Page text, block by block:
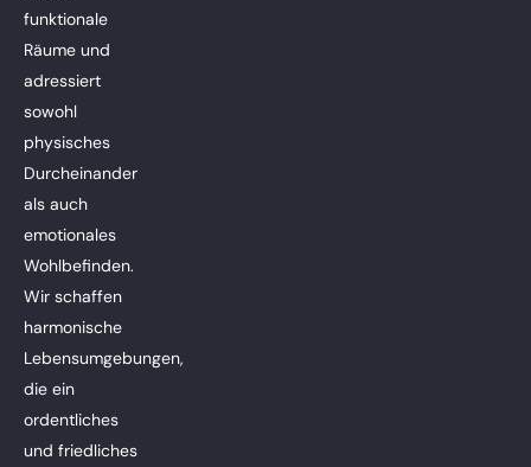
funktionale
Räume und
adressiert
sowohl
physisches
Durcheinander
als auch
emotionales
Wohlbefinden.
Wir schaffen
harmonische
Lebensumgebungen,
die ein
ordentliches
und friedliches